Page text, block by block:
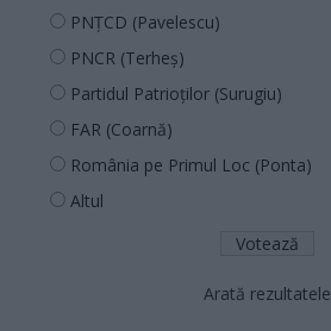
PNȚCD (Pavelescu)
PNCR (Terheș)
Partidul Patrioților (Surugiu)
FAR (Coarnă)
România pe Primul Loc (Ponta)
Altul
Arată rezultatele